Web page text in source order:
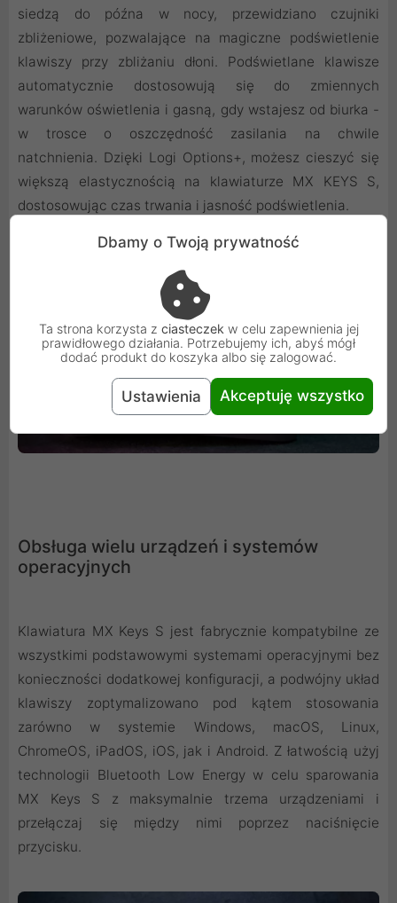
siedzą do późna w nocy, przewidziano czujniki
zbliżeniowe, pozwalające na magiczne podświetlenie
klawiszy przy zbliżaniu dłoni. Podświetlane klawisze
automatycznie dostosowują się do zmiennych
warunków oświetlenia i gasną, gdy wstajesz od biurka -
w trosce o oszczędność zasilania na chwile
natchnienia. Dzięki Logi Options+, możesz cieszyć się
większą elastycznością na klawiaturze MX KEYS S,
dostosowując czas trwania i jasność podświetlenia.
Obsługa wielu urządzeń i systemów
operacyjnych
Klawiatura MX Keys S jest fabrycznie kompatybilne ze
wszystkimi podstawowymi systemami operacyjnymi bez
konieczności dodatkowej konfiguracji, a podwójny układ
klawiszy zoptymalizowano pod kątem stosowania
zarówno w systemie Windows, macOS, Linux,
ChromeOS, iPadOS, iOS, jak i Android. Z łatwością użyj
technologii Bluetooth Low Energy w celu sparowania
MX Keys S z maksymalnie trzema urządzeniami i
przełączaj się między nimi poprzez naciśnięcie
przycisku.
Dbamy o Twoją prywatność
Ta strona korzysta z ciasteczekw celu zapewnienia jej
prawidłowego działania. Potrzebujemy ich, abyś mógł
dodać produkt do koszyka albo się zalogować.
Ustawienia Akceptuję wszystko